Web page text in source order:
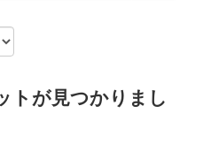
トが見つかりまし